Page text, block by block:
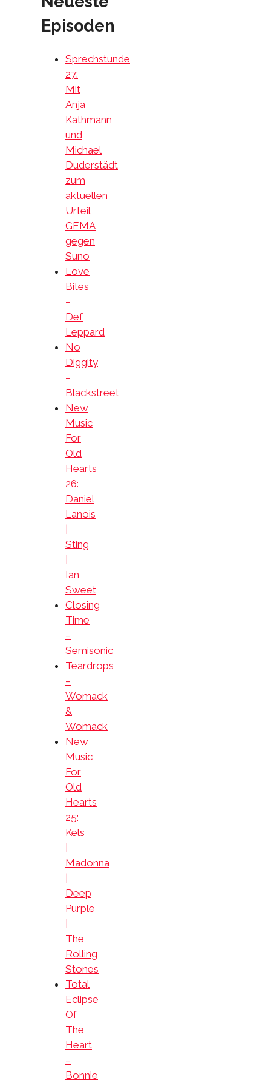
Episoden
Sprechstunde
27:
Mit
Anja
Kathmann
und
Michael
Duderstädt
zum
aktuellen
Urteil
GEMA
gegen
Suno
Love
Bites
–
Def
Leppard
No
Diggity
–
Blackstreet
New
Music
For
Old
Hearts
26:
Daniel
Lanois
|
Sting
|
Ian
Sweet
Closing
Time
–
Semisonic
Teardrops
–
Womack
&
Womack
New
Music
For
Old
Hearts
25:
Kels
|
Madonna
|
Deep
Purple
|
The
Rolling
Stones
Total
Eclipse
Of
The
Heart
–
Bonnie